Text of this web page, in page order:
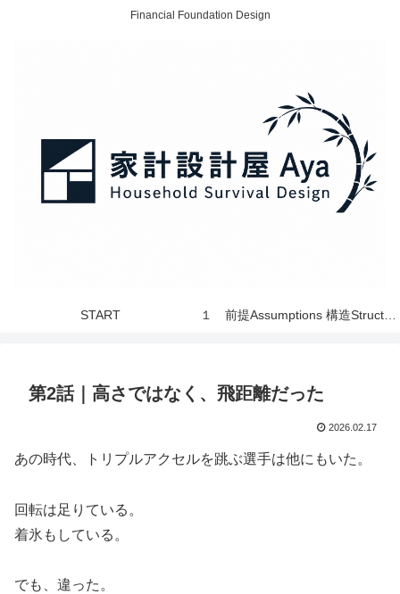
Financial Foundation Design
START
第2話｜高さではなく、飛距離だった
2026.02.17
あの時代、トリプルアクセルを跳ぶ選手は他にもいた。
回転は足りている。
着氷もしている。
でも、違った。